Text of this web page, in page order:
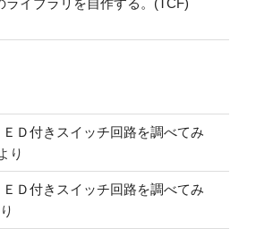
ライブラリを自作する。(TCF)
Ｄ付きスイッチ回路を調べてみ
り
Ｄ付きスイッチ回路を調べてみ